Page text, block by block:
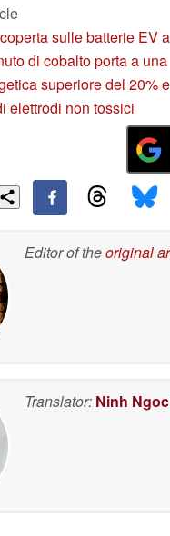
sulle batterie EV a
di cobalto porta a una
superiore del 20%
elettrodi non tossici
Editor of theoriginal
Translator: Ninh